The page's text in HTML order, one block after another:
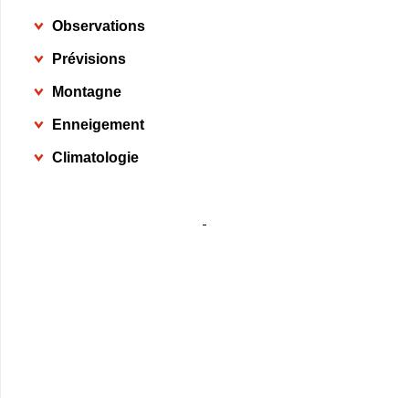
Observations
Prévisions
Montagne
Enneigement
Climatologie